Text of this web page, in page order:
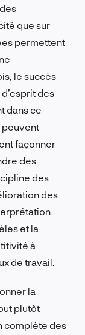
que sur
permettent
le succès
des
dans ce
peuvent
façonner
des
des
des
et la
à
de travail.
la
plutôt
complète des